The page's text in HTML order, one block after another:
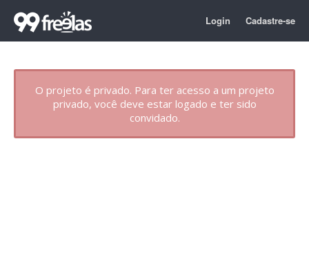
Login Cadastre-se
O projeto é privado. Para ter acesso a um projeto
privado, você deve estar logado e ter sido
convidado.